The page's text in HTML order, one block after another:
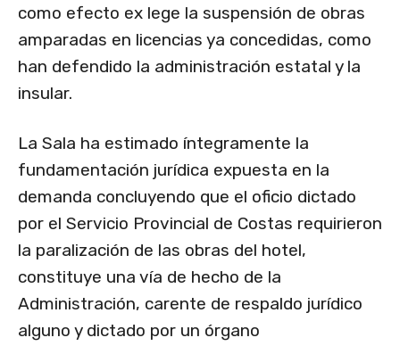
como efecto ex lege la suspensión de obras
amparadas en licencias ya concedidas, como
han defendido la administración estatal y la
insular.
La Sala ha estimado íntegramente la
fundamentación jurídica expuesta en la
demanda concluyendo que el oficio dictado
por el Servicio Provincial de Costas requirieron
la paralización de las obras del hotel,
constituye una vía de hecho de la
Administración, carente de respaldo jurídico
alguno y dictado por un órgano